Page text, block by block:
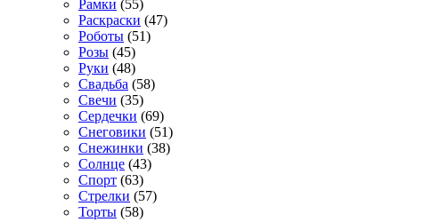
Рамки (55)
Раскраски (47)
Роботы (51)
Розы (45)
Руки (48)
Свадьба (58)
Свечи (35)
Сердечки (69)
Снеговики (51)
Снежинки (38)
Солнце (43)
Спорт (63)
Стрелки (57)
Торты (58)